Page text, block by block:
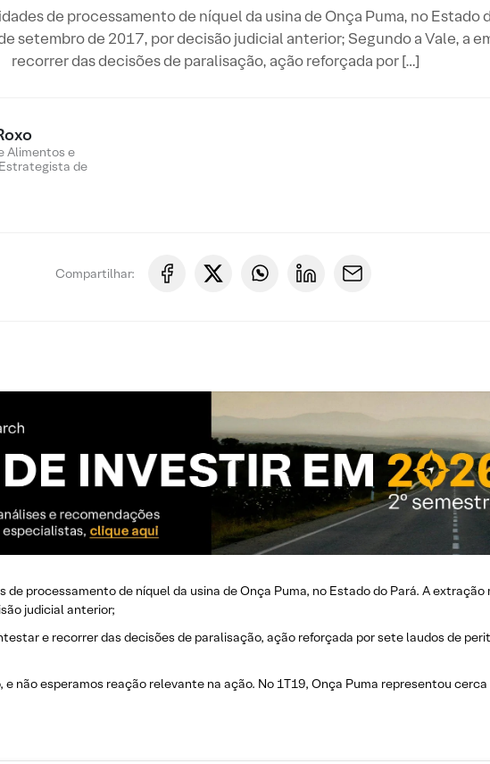
de processamento de níquel da usina de Onça Puma, no Estado
setembro de 2017, por decisão judicial anterior; Segundo a Vale, a
recorrer das decisões de paralisação, ação reforçada por […]
Alimentos e
de
Compartilhar:
de processamento de níquel da usina de Onça Puma, no Estado do Pará. A
judicial anterior;
e recorrer das decisões de paralisação, ação reforçada por sete laudos de
não esperamos reação relevante na ação. No 1T19, Onça Puma representou